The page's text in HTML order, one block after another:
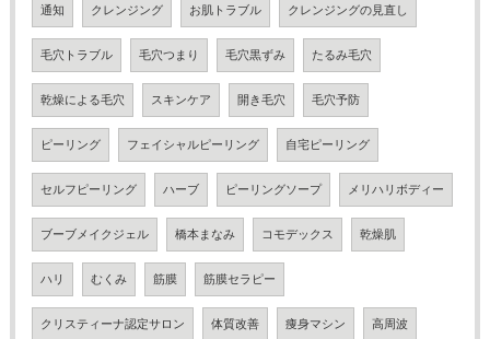
通知 クレンジング お肌トラブル クレンジングの見直し
毛穴トラブル 毛穴つまり 毛穴黒ずみ たるみ毛穴
乾燥による毛穴 スキンケア 開き毛穴 毛穴予防
ピーリング フェイシャルピーリング 自宅ピーリング
セルフピーリング ハーブ ピーリングソープ メリハリボディー
ブーブメイクジェル 橋本まなみ コモデックス 乾燥肌
ハリ むくみ 筋膜 筋膜セラピー
クリスティーナ認定サロン 体質改善 痩身マシン 高周波